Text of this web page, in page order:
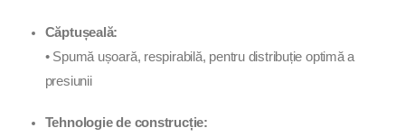
Căptușeală:
• Spumă ușoară, respirabilă, pentru distribuție optimă a
presiunii
Tehnologie de construcție: